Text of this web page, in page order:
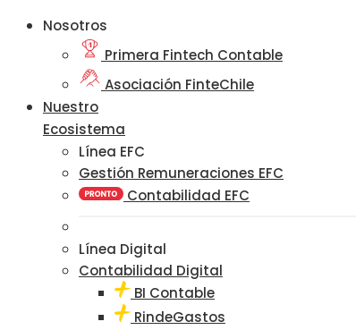
Nosotros
Primera Fintech Contable
Asociación FinteChile
Nuestro
Ecosistema
Línea EFC
Gestión Remuneraciones EFC
Contabilidad EFC
Línea Digital
Contabilidad Digital
BI Contable
RindeGastos